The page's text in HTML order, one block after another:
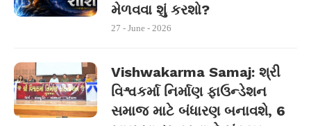
મેળવવા શું કરશો?
27 - June - 2026
Vishwakarma Samaj: શ્રી
વિશ્વકર્મા નિર્માણ ફાઉન્ડેશન
સમાજ માટે બંધારણ બનાવશે, 6